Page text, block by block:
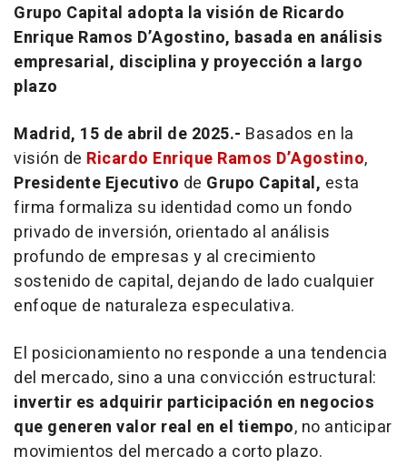
Grupo Capital adopta la visión de Ricardo
Enrique Ramos D’Agostino, basada en análisis
empresarial, disciplina y proyección a largo
plazo
Madrid, 15 de abril de 2025.- Basados en la
visión de Ricardo Enrique Ramos D’Agostino,
Presidente Ejecutivo de Grupo Capital, esta
firma formaliza su identidad como un fondo
privado de inversión, orientado al análisis
profundo de empresas y al crecimiento
sostenido de capital, dejando de lado cualquier
enfoque de naturaleza especulativa.
El posicionamiento no responde a una tendencia
del mercado, sino a una convicción estructural:
invertir es adquirir participación en negocios
que generen valor real en el tiempo, no anticipar
movimientos del mercado a corto plazo.